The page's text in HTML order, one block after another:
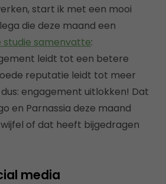
start ik met een mooi
die deze maand een
samenvatte:
leidt tot een betere
reputatie leidt tot meer
engagement uitlokken! Dat
en Parnassia deze maand
of dat heeft bijgedragen
media